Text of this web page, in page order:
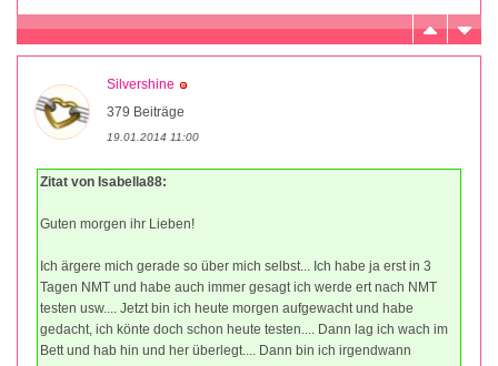
Silvershine
379 Beiträge
19.01.2014 11:00
Zitat von Isabella88:
Guten morgen ihr Lieben!
Ich ärgere mich gerade so über mich selbst... Ich habe ja erst in 3
Tagen NMT und habe auch immer gesagt ich werde ert nach NMT
testen usw.... Jetzt bin ich heute morgen aufgewacht und habe
gedacht, ich könte doch schon heute testen.... Dann lag ich wach im
Bett und hab hin und her überlegt.... Dann bin ich irgendwann